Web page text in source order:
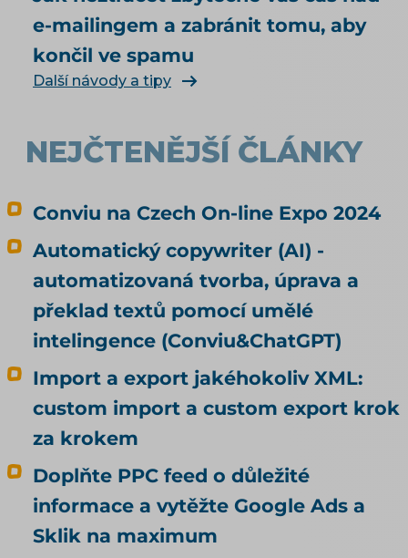
Kdo zaplatí škodu, když agent koupí něco
jiného, než měl? Jak vás má umělá inteligence
vůbec najít a doporučit, řeší téma SEO a UX pro
e-shop. Čím konkrétně naplnit produktová
e-mailingem a zabránit tomu, aby
končil ve spamu
Další návody a tipy
NEJČTENĚJŠÍ ČLÁNKY
Conviu na Czech On-line Expo 2024
Automatický copywriter (AI) -
automatizovaná tvorba, úprava a
překlad textů pomocí umělé
intelingence (Conviu&ChatGPT)
Import a export jakéhokoliv XML:
custom import a custom export krok
za krokem
Doplňte PPC feed o důležité
informace a vytěžte Google Ads a
Sklik na maximum